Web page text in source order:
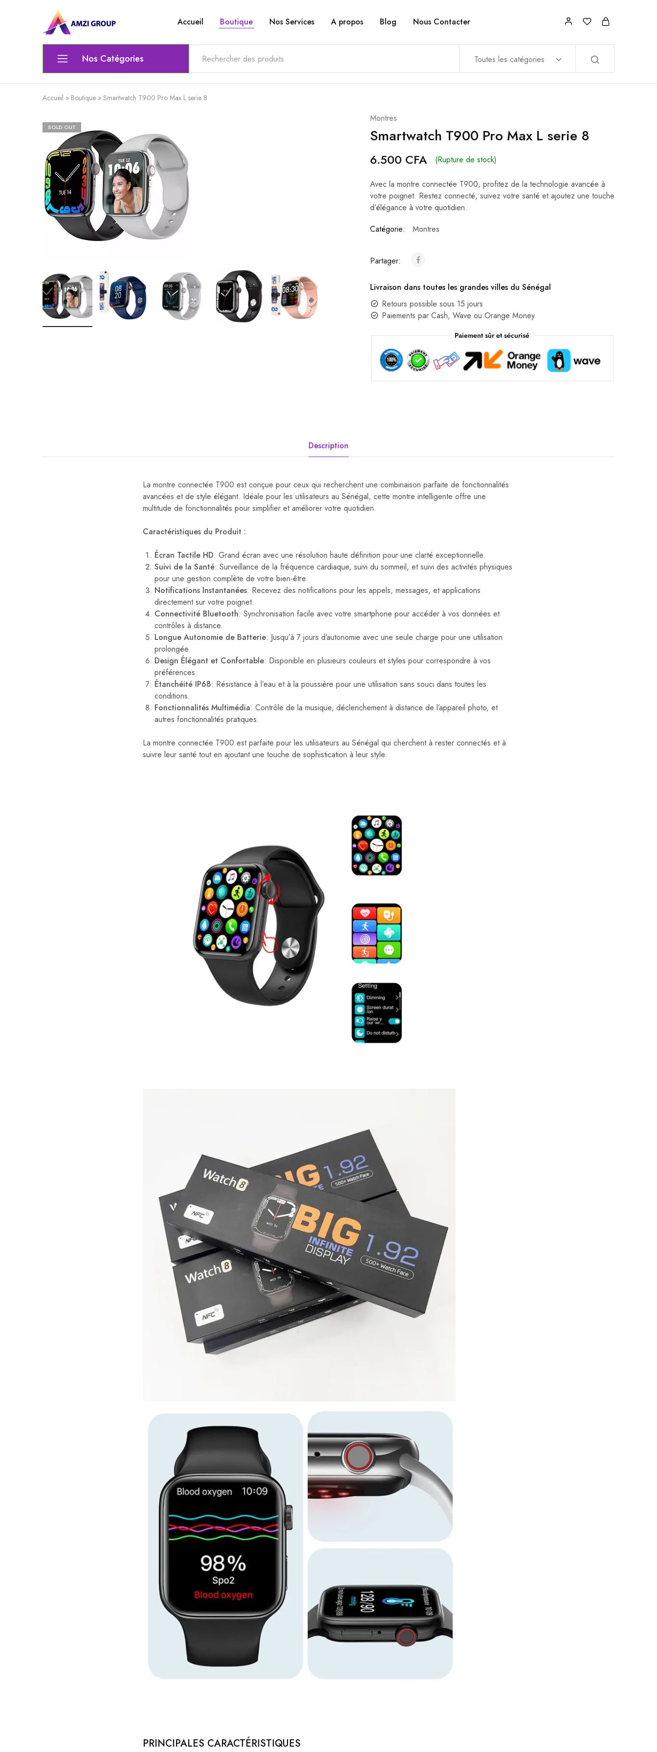
Amzi
Group
Le
top
l'electronique
Accueil Boutique Nos Services A propos Blog Nous Contacter
Nos Catégories
Outils scolaires et bureautiques
Lunettes
Chaise gamer
Audio et Vidéo
Clavier / Souris
Montres
Boitier gamer
Accessoires informatiques
Système de securité
Toutes les catégories
Accueil » Boutique » Smartwatch T900 Pro Max L serie 8
SOLD OUT
Montres
Smartwatch T900 Pro Max L serie 8
6.500 CFA (Rupture de stock)
Avec la montre connectée T900, profitez de la technologie avancée à
votre poignet. Restez connecté, suivez votre santé et ajoutez une touche
d’élégance à votre quotidien.
Catégorie:
Montres
Partager:
Livraison dans toutes les grandes villes du Sénégal
Retours possible sous 15 jours
Paiements par Cash, Wave ou Orange Money
Paiement sûr et sécurisé
Description
La montre connectée T900 est conçue pour ceux qui recherchent une combinaison parfaite de fonctionnalités
avancées et de style élégant. Idéale pour les utilisateurs au Sénégal, cette montre intelligente offre une
multitude de fonctionnalités pour simplifier et améliorer votre quotidien.
Caractéristiques du Produit :
Écran Tactile HD: Grand écran avec une résolution haute définition pour une clarté exceptionnelle.
Suivi de la Santé: Surveillance de la fréquence cardiaque, suivi du sommeil, et suivi des activités physiques
pour une gestion complète de votre bien-être.
Notifications Instantanées: Recevez des notifications pour les appels, messages, et applications
directement sur votre poignet.
Connectivité Bluetooth: Synchronisation facile avec votre smartphone pour accéder à vos données et
contrôles à distance.
Longue Autonomie de Batterie: Jusqu’à 7 jours d’autonomie avec une seule charge pour une utilisation
prolongée.
Design Élégant et Confortable: Disponible en plusieurs couleurs et styles pour correspondre à vos
préférences.
Étanchéité IP68: Résistance à l’eau et à la poussière pour une utilisation sans souci dans toutes les
conditions.
Fonctionnalités Multimédia: Contrôle de la musique, déclenchement à distance de l’appareil photo, et
autres fonctionnalités pratiques.
La montre connectée T900 est parfaite pour les utilisateurs au Sénégal qui cherchent à rester connectés et à
suivre leur santé tout en ajoutant une touche de sophistication à leur style.
PRINCIPALES CARACTÉRISTIQUES